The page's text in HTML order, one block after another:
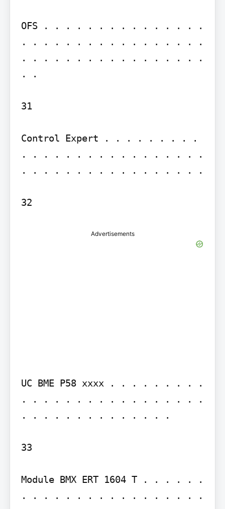
OFS . . . . . . . . . . . . . . .
. . . . . . . . . . . . . . . . .
. . . . . . . . . . . . . . . . .
. .
31
Control Expert . . . . . . . . .
. . . . . . . . . . . . . . . . .
. . . . . . . . . . . . . . . . .
Advertisements
UC BME P58 xxxx . . . . . . . . .
. . . . . . . . . . . . . . . . .
. . . . . . . . . . . . . .
33
Module BMX ERT 1604 T . . . . . .
. . . . . . . . . . . . . . . . .